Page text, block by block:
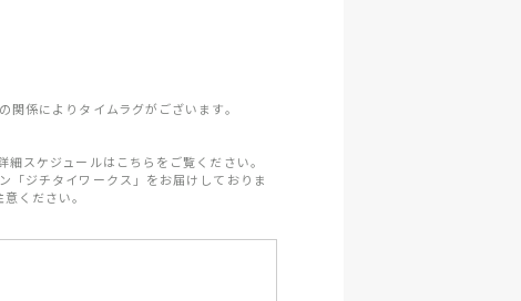
係によりタイムラグがございます。
スケジュールはこちらをご覧ください。
ジチタイワークス」をお届けしておりま
ください。